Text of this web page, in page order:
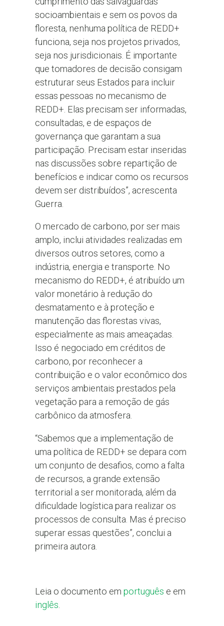
socioambientais e sem os povos da
floresta, nenhuma política de REDD+
funciona, seja nos projetos privados,
seja nos jurisdicionais. É importante
que tomadores de decisão consigam
estruturar seus Estados para incluir
essas pessoas no mecanismo de
REDD+. Elas precisam ser informadas,
consultadas, e de espaços de
governança que garantam a sua
participação. Precisam estar inseridas
nas discussões sobre repartição de
benefícios e indicar como os recursos
devem ser distribuídos”, acrescenta
Guerra.
O mercado de carbono, por ser mais
amplo, inclui atividades realizadas em
diversos outros setores, como a
indústria, energia e transporte. No
mecanismo do REDD+, é atribuído um
valor monetário à redução do
desmatamento e à proteção e
manutenção das florestas vivas,
especialmente as mais ameaçadas.
Isso é negociado em créditos de
carbono, por reconhecer a
contribuição e o valor econômico dos
serviços ambientais prestados pela
vegetação para a remoção de gás
carbônico da atmosfera.
“Sabemos que a implementação de
uma política de REDD+ se depara com
um conjunto de desafios, como a falta
de recursos, a grande extensão
territorial a ser monitorada, além da
dificuldade logística para realizar os
processos de consulta. Mas é preciso
superar essas questões”, conclui a
primeira autora.
Leia o documento em português e em
inglês